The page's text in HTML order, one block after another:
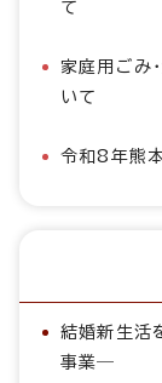
て
家庭用ごみ
いて
令和8年熊
結婚新生活
事業―